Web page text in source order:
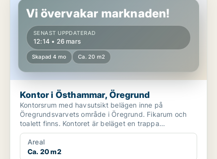
Vi övervakar marknaden!
SENAST UPPDATERAD
12:14 • 26 mars
Skapad 4 mo Ca. 20 m2
Kontor i Östhammar, Öregrund
Kontorsrum med havsutsikt belägen inne på
Öregrundsvarvets område i Öregrund. Fikarum och
toalett finns. Kontoret är beläget en trappa
upp.Öregrundsvarvet li...
Areal
Ca. 20 m2